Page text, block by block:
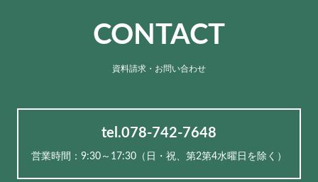
CONTACT
資料請求・お問い合わせ
tel.078-742-7648
営業時間：9:30～17:30（⽇・祝、第2第4水曜日を除く）